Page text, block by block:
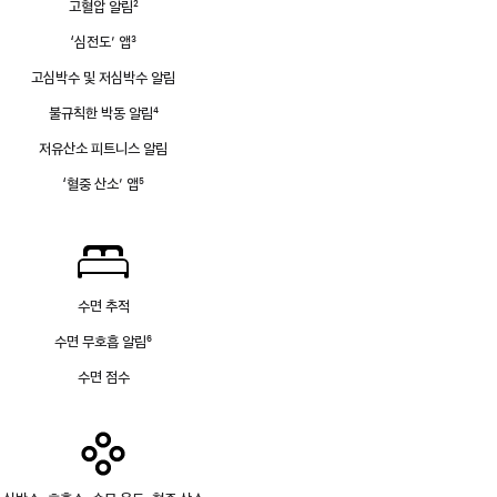
고혈압 알림
각주
2
‘심전도’ 앱3
고심박수 및 저심박수 알림
불규칙한 박동 알림4
저유산소 피트니스 알림
‘혈중 산소’ 앱5
수면 추적
수면 무호흡 알림6
수면 점수